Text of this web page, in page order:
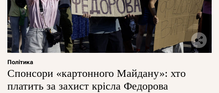
Політика
Спонсори «картонного Майдану»: хто
платить за захист крісла Федорова